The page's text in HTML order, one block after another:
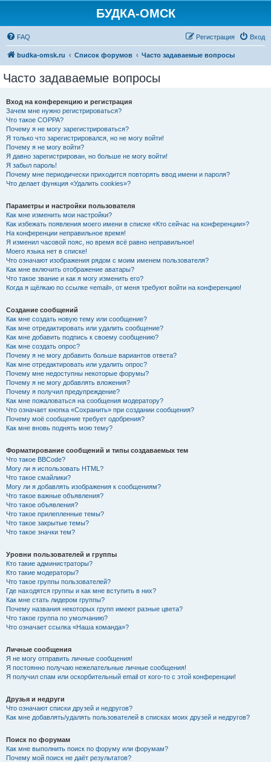
БУДКА-ОМСК
FAQ Вход
Регистрация
budka-omsk.ru Список форумов Часто задаваемые вопросы
Часто задаваемые вопросы
Вход на конференцию и регистрация
Зачем мне нужно регистрироваться?
Что такое COPPA?
Почему я не могу зарегистрироваться?
Я только что зарегистрировался, но не могу войти!
Почему я не могу войти?
Я давно зарегистрирован, но больше не могу войти!
Я забыл пароль!
Почему мне периодически приходится повторять ввод имени и пароля?
Что делает функция «Удалить cookies»?
Параметры и настройки пользователя
Как мне изменить мои настройки?
Как избежать появления моего имени в списке «Кто сейчас на конференции»?
На конференции неправильное время!
Я изменил часовой пояс, но время всё равно неправильное!
Моего языка нет в списке!
Что означают изображения рядом с моим именем пользователя?
Как мне включить отображение аватары?
Что такое звание и как я могу изменить его?
Когда я щёлкаю по ссылке «email», от меня требуют войти на конференцию!
Создание сообщений
Как мне создать новую тему или сообщение?
Как мне отредактировать или удалить сообщение?
Как мне добавить подпись к своему сообщению?
Как мне создать опрос?
Почему я не могу добавить больше вариантов ответа?
Как мне отредактировать или удалить опрос?
Почему мне недоступны некоторые форумы?
Почему я не могу добавлять вложения?
Почему я получил предупреждение?
Как мне пожаловаться на сообщения модератору?
Что означает кнопка «Сохранить» при создании сообщения?
Почему моё сообщение требует одобрения?
Как мне вновь поднять мою тему?
Форматирование сообщений и типы создаваемых тем
Что такое BBCode?
Могу ли я использовать HTML?
Что такое смайлики?
Могу ли я добавлять изображения к сообщениям?
Что такое важные объявления?
Что такое объявления?
Что такое прилепленные темы?
Что такое закрытые темы?
Что такое значки тем?
Уровни пользователей и группы
Кто такие администраторы?
Кто такие модераторы?
Что такое группы пользователей?
Где находятся группы и как мне вступить в них?
Как мне стать лидером группы?
Почему названия некоторых групп имеют разные цвета?
Что такое группа по умолчанию?
Что означает ссылка «Наша команда»?
Личные сообщения
Я не могу отправить личные сообщения!
Я постоянно получаю нежелательные личные сообщения!
Я получил спам или оскорбительный email от кого-то с этой конференции!
Друзья и недруги
Что означают списки друзей и недругов?
Как мне добавлять/удалять пользователей в списках моих друзей и недругов?
Поиск по форумам
Как мне выполнить поиск по форуму или форумам?
Почему мой поиск не даёт результатов?